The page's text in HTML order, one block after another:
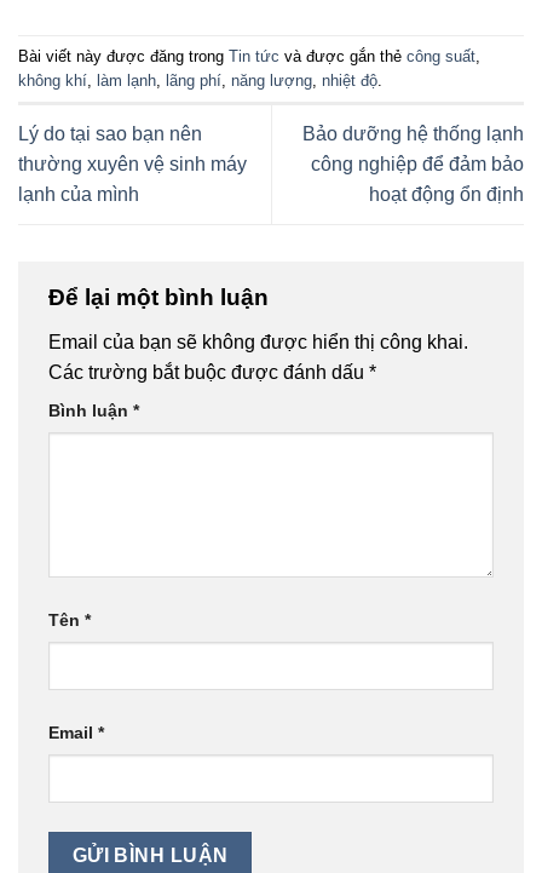
Bài viết này được đăng trong Tin tức và được gắn thẻ công suất
không khí làm lạnh lãng phí năng lượng nhiệt độ
Lý do tại sao bạn nên
thường xuyên vệ sinh máy
lạnh của mình
Bảo dưỡng hệ thống lạnh
công nghiệp để đảm bảo
hoạt động ổn định
Để lại một bình luận
Email của bạn sẽ không được hiển thị công khai.
Các trường bắt buộc được đánh dấu *
Bình luận *
Tên *
Email *